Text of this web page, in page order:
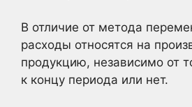
В отличие от метода
расходы относятся на
продукцию, независимо от
к концу периода или нет.